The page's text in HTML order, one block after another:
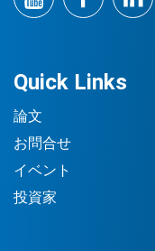
Quick Links
論文
お問合せ
イベント
投資家
YouTubeFacebook